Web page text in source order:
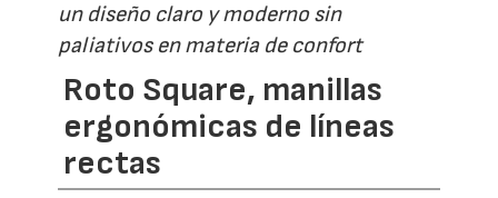
un diseño claro y moderno sin
paliativos en materia de confort
Roto Square, manillas
ergonómicas de líneas
rectas